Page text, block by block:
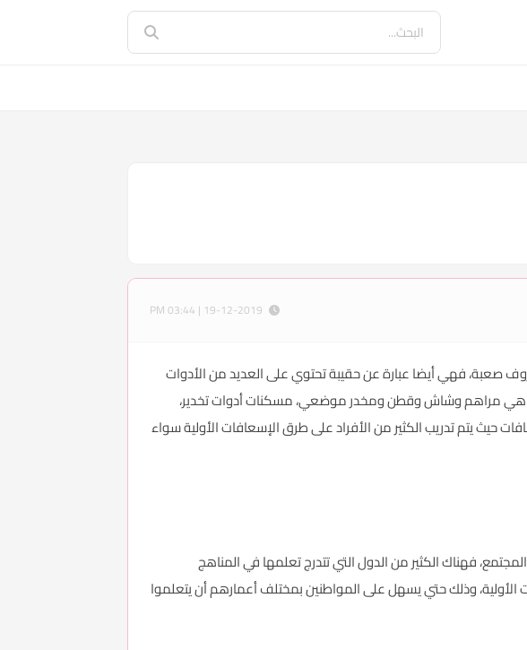
صعبة، فهي أيضا عبارة عن حقيبة تحتوي على العديد من الأدوات
مراهم وشاش وقطن ومخدر موضعي، مسكنات أدوات تخدير،
يتم تدريب الكثير من الأفراد على طرق الإسعافات الأولية سواء
فهناك الكثير من الدول التي تتدرج تعلمها في المناهج
الأولية، وذلك حتي يسهل على المواطنين بمختلف أعمارهم أن يتعلموا